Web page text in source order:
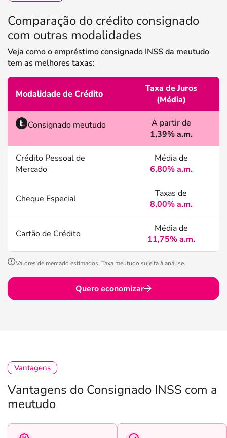
Comparação do crédito consignado
com outras modalidades
Veja como o empréstimo consignado INSS da meutudo
tem as melhores taxas:
Modalidade de Crédito
Taxa de Juros
(Média)
Consignado meutudo
A partir de
1,39% a.m.
Crédito Pessoal de
Mercado
Média de
6,80% a.m.
Cheque Especial
Taxas de
8,00% a.m.
Cartão de Crédito
Média de
11,75% a.m.
Valores de mercado estimados. Taxa meutudo sujeita à análise.
Quero economizar
Vantagens
Vantagens do Consignado INSS com a
meutudo